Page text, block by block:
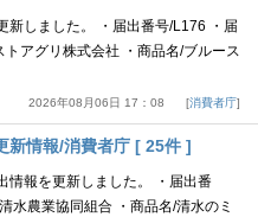
新しました。 ・届出番号/L176 ・届
アグリ株式会社 ・商品名/ブルース
2026年08月06日 17：08 消費者庁
新情報/消費者庁 [ 25件 ]
情報を更新しました。 ・届出番
水農業協同組合 ・商品名/清水のミ